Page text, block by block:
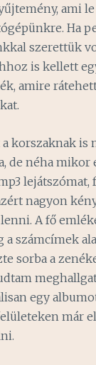
ami
Ha
szerettük
is kellett
amire
korszaknak is
de néha mikor
lejátszómat,
nagyon
A fő
a számcímek
sorba a
egy
már